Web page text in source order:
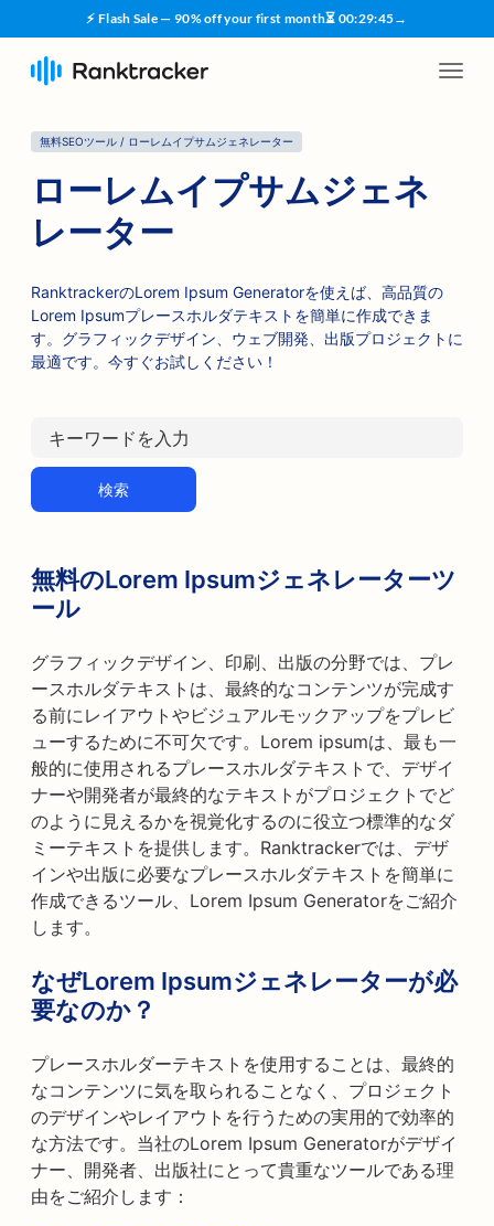
⚡ Flash Sale — 90% off your first month⏳ 00:29:45→
無料SEOツール / ローレムイプサムジェネレーター
ローレムイプサムジェネ
レーター
RanktrackerのLorem Ipsum Generatorを使えば、高品質の
Lorem Ipsumプレースホルダテキストを簡単に作成できま
す。グラフィックデザイン、ウェブ開発、出版プロジェクトに
最適です。今すぐお試しください！
検索
無料のLorem Ipsumジェネレーターツ
ール
グラフィックデザイン、印刷、出版の分野では、プレ
ースホルダテキストは、最終的なコンテンツが完成す
る前にレイアウトやビジュアルモックアップをプレビ
ューするために不可欠です。Lorem ipsumは、最も一
般的に使用されるプレースホルダテキストで、デザイ
ナーや開発者が最終的なテキストがプロジェクトでど
のように見えるかを視覚化するのに役立つ標準的なダ
ミーテキストを提供します。Ranktrackerでは、デザ
インや出版に必要なプレースホルダテキストを簡単に
作成できるツール、Lorem Ipsum Generatorをご紹介
します。
なぜLorem Ipsumジェネレーターが必
要なのか？
プレースホルダーテキストを使用することは、最終的
なコンテンツに気を取られることなく、プロジェクト
のデザインやレイアウトを行うための実用的で効率的
な方法です。当社のLorem Ipsum Generatorがデザイ
ナー、開発者、出版社にとって貴重なツールである理
由をご紹介します：